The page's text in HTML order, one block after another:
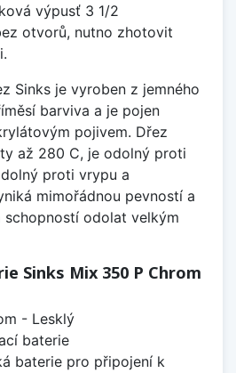
výpusť 3 1/2
otvorů, nutno zhotovit
Sinks je vyroben z jemného
barviva a je pojen
pojivem. Dřez
až 280 C, je odolný proti
proti vrypu a
mimořádnou pevností a
odolat velkým
Sinks Mix 350 P Chrom
- Lesklý
baterie
baterie pro připojení k